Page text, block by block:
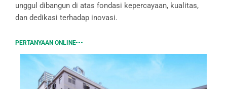
unggul dibangun di atas fondasi kepercayaan, kualitas,
dan dedikasi terhadap inovasi.
PERTANYAAN ONLINE